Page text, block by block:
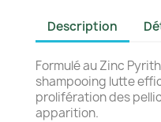
Description
Formulé au Zinc
shampooing lutte
prolifération des
apparition.